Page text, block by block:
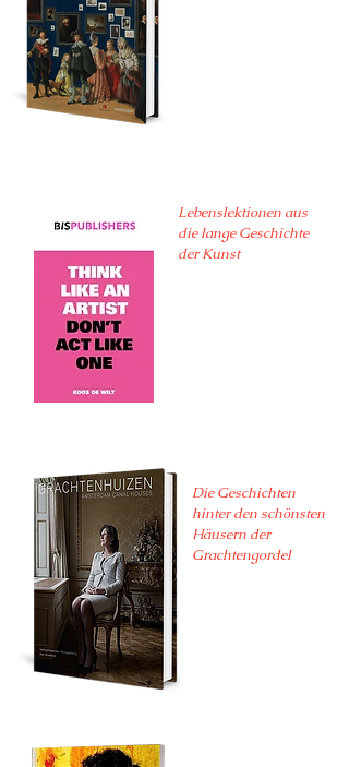
Lebenslektionen aus
die lange Geschichte
der Kunst
Die Geschichten
hinter den schönsten
Häusern der
Grachtengordel